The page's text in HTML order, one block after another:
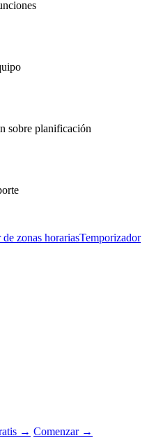
sobre planificación
zonas horariasTemporizador
→ Comenzar →